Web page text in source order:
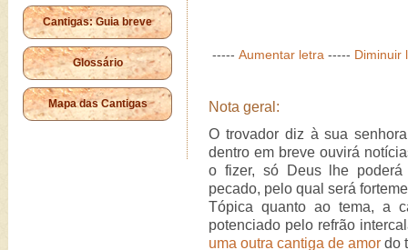
Cantigas: Guia breve
Glossário
Mapa das Cantigas
----- Aumentar letra ----- Diminuir
Nota geral:
O trovador diz à sua
dentro em breve ouvirá
o fizer, só Deus lhe
pecado, pelo qual será
Tópica quanto ao tema, a
potenciado pelo refrão
uma outra cantiga de amor do